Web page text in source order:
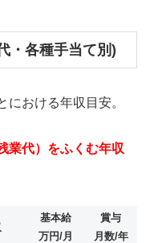
・各種手当て別)
おける年収目安。
業代）をふくむ年収
基本給
万円/月
賞与
月数/年